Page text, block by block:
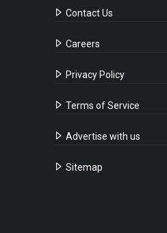
Contact Us
Careers
Privacy Policy
Terms of Service
Advertise with us
Sitemap